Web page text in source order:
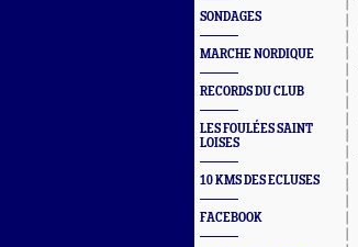
SONDAGES
MARCHE NORDIQUE
RECORDS DU CLUB
LES FOULÉES SAINT
LOISES
10 KMS DES ECLUSES
FACEBOOK